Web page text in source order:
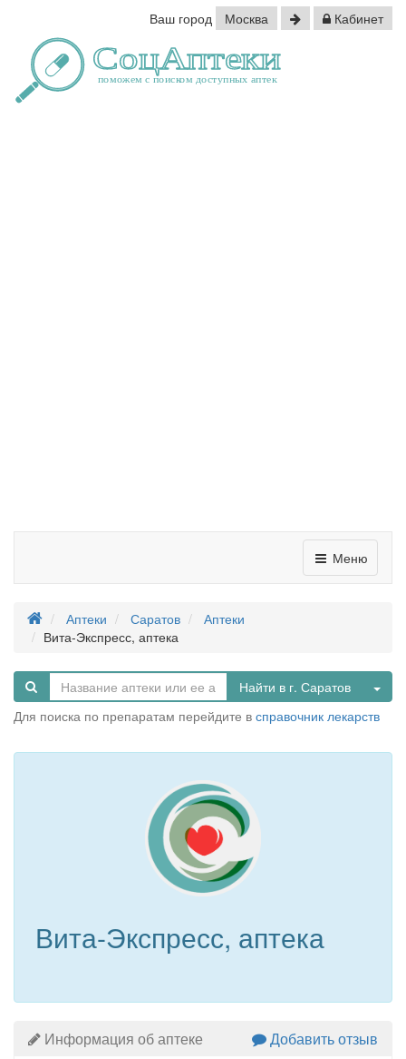
Ваш город Москва Кабинет
Меню
Аптеки Саратов
Аптеки
Вита-Экспресс, аптека
Найти в г. Саратов
Для поиска по препаратам перейдите в справочник лекарств
Вита-Экспресс, аптека
Информация об аптеке Добавить отзыв